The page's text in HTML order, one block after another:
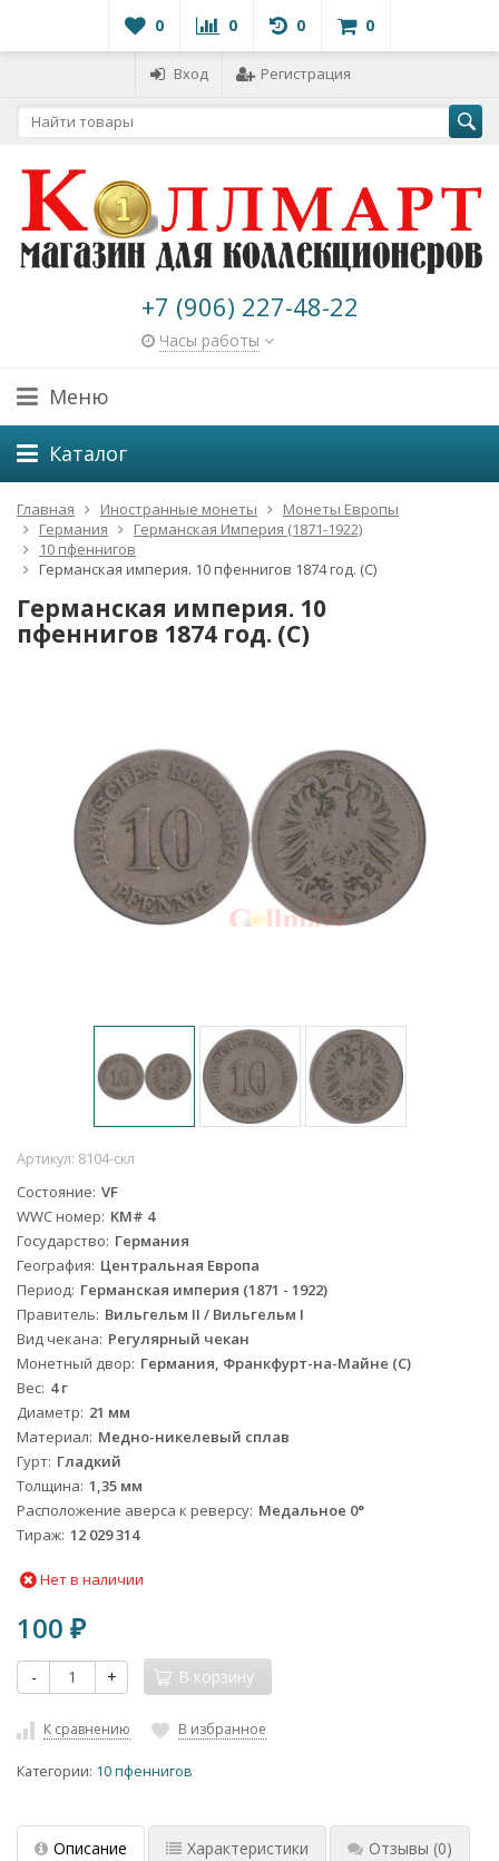
0 0 0 0
Вход Регистрация
+7 (906) 227-48-22
Часы работы
Меню
Каталог
Главная Иностранные монеты
Монеты Европы
Германия
Германская Империя (1871-1922)
10 пфеннигов
Германская империя. 10 пфеннигов 1874 год. (C)
Германская империя. 10
пфеннигов 1874 год. (C)
Артикул: 8104-скл
Состояние VF
WWC номер KM# 4
Государство Германия
География Центральная Европа
Период Германская империя (1871 - 1922)
Правитель Вильгельм II / Вильгельм I
Вид чекана Регулярный чекан
Монетный двор Германия, Франкфурт-на-Майне (C)
Вес 4 г
Диаметр 21 мм
Материал Медно-никелевый сплав
Гурт Гладкий
Толщина 1,35 мм
Расположение аверса к реверсу Медальное 0°
Тираж 12 029 314
Нет в наличии
100 ₽
- + В корзину
К сравнению В избранное
Категории: 10 пфеннигов
Описание Характеристики Отзывы (0)